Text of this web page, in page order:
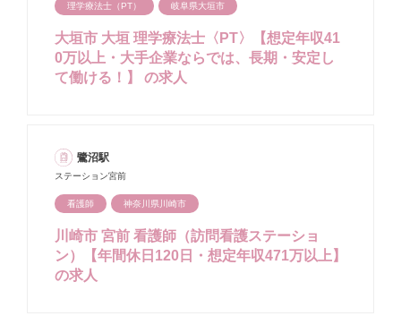
理学療法士（PT） 岐阜県大垣市
大垣市 大垣 理学療法士〈PT〉【想定年収41
0万以上・大手企業ならでは、長期・安定し
て働ける！】 の求人
鷺沼駅
ステーション宮前
看護師 神奈川県川崎市
川崎市 宮前 看護師（訪問看護ステーショ
ン）【年間休日120日・想定年収471万以上】
の求人